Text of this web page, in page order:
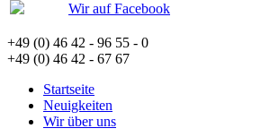
Wir auf Facebook
+49 (0) 46 42 - 96 55 - 0
+49 (0) 46 42 - 67 67
Startseite
Neuigkeiten
Wir über uns